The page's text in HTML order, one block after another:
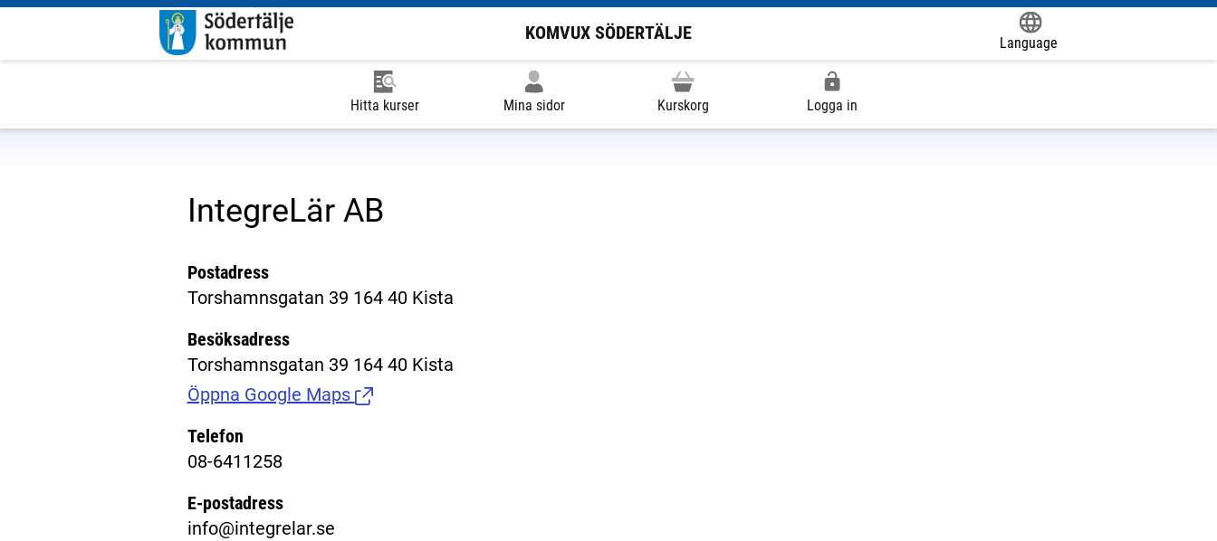
KOMVUX SÖDERTÄLJE
Language
Hitta kurser Mina sidor Kurskorg Logga in
IntegreLär AB
Postadress
Torshamnsgatan 39 164 40 Kista
Besöksadress
Torshamnsgatan 39 164 40 Kista
Öppna Google Maps (Länk till extern sida.)
Telefon
08-6411258
E-postadress
info@integrelar.se